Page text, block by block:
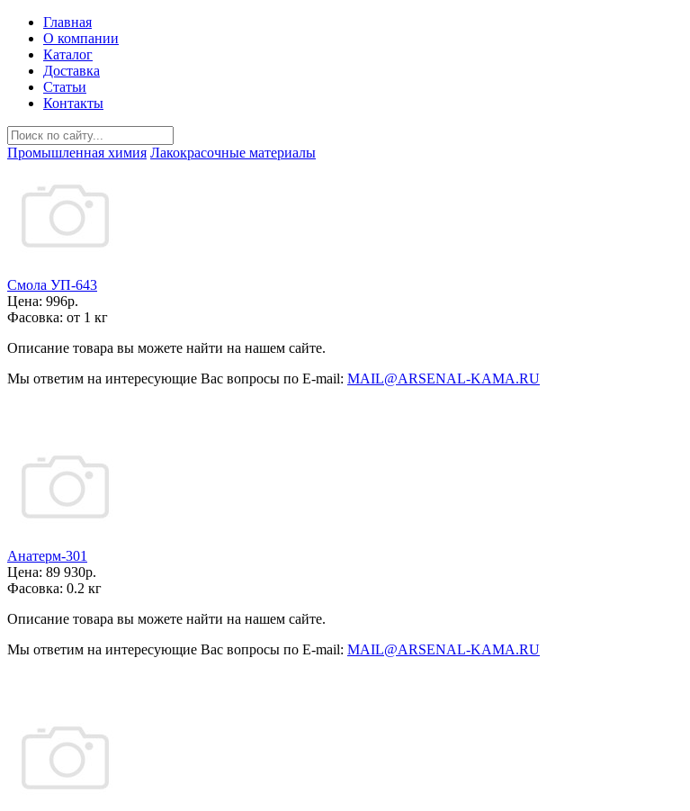
Главная
О компании
Каталог
Доставка
Статьи
Контакты
Промышленная химия Лакокрасочные материалы
Смола УП-643
Цена: 996р.
Фасовка: от 1 кг
Описание товара вы можете найти на нашем сайте.
Мы ответим на интересующие Вас вопросы по E-mail: MAIL@ARSENAL-KAMA.RU
Анатерм-301
Цена: 89 930р.
Фасовка: 0.2 кг
Описание товара вы можете найти на нашем сайте.
Мы ответим на интересующие Вас вопросы по E-mail: MAIL@ARSENAL-KAMA.RU